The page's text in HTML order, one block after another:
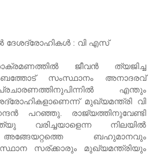
ദേശദ്രോഹികള്‍ : വി എസ്
ജീവന്‍ ത്യജിച്ച
സംസ്ഥാനം അനാദരവ്
എന്തും
മുഖ്യമന്ത്രി വി
പറഞ്ഞു. രാജ്യത്തിനുവേണ്ടി
വരിച്ചയാളെന്ന നിലയില്‍
ബഹുമാനവും
സര്ക്കാരും മുഖ്യമന്ത്രിയും